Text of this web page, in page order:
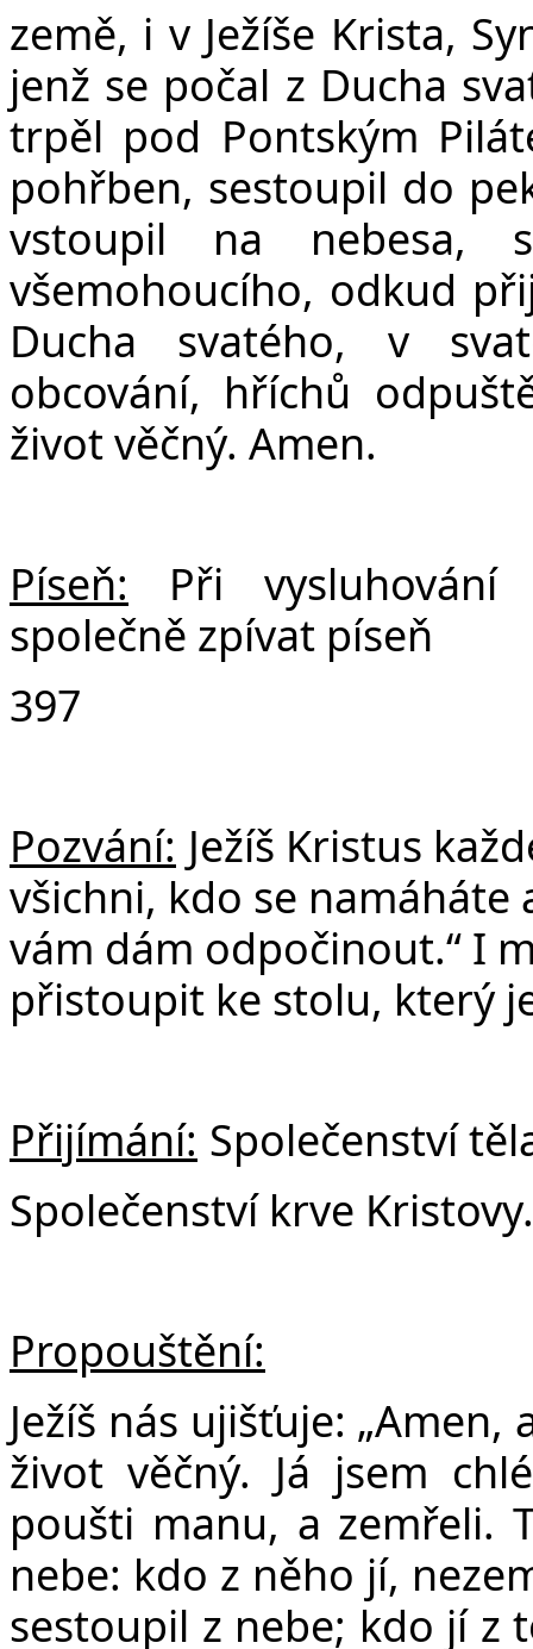
země, i v Ježíše Krista,
jenž se počal z Ducha
trpěl pod Pontským
pohřben, sestoupil do
vstoupil na nebesa,
všemohoucího, odkud
Ducha svatého, v
obcování, hříchů
život věčný. Amen.
Píseň:
Při
společně zpívat píseň
397
Pozvání: Ježíš Kristus
všichni, kdo se namáháte
vám dám odpočinout.“ I
přistoupit ke stolu, který
Přijímání: Společenství
Společenství krve Kristovy.
Propouštění:
Ježíš nás ujišťuje:
život věčný. Já jsem
poušti manu, a zemřeli.
nebe: kdo z něho jí,
sestoupil z nebe; kdo jí z